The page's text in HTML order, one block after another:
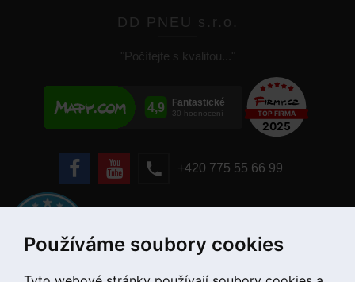
Používáme soubory cookies
DD PNEU s.r.o.
"Počítejte s kvalitou..."
+420 775 55 66 99